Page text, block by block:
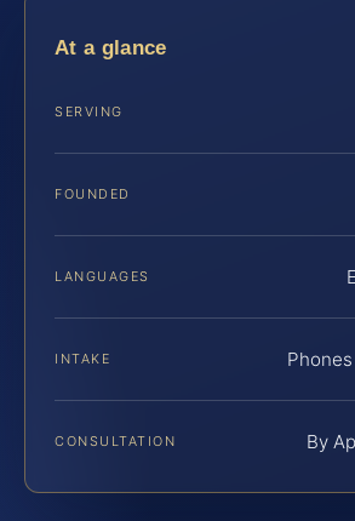
At a glance
SERVING
FOUNDED
LANGUAGES
INTAKE
CONSULTATION By